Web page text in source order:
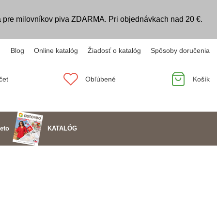
milovníkov piva ZDARMA. Pri objednávkach nad 20 €.
Blog Online katalóg Žiadosť o katalóg Spôsoby doručenia
Obľúbené Košík
KATALÓG